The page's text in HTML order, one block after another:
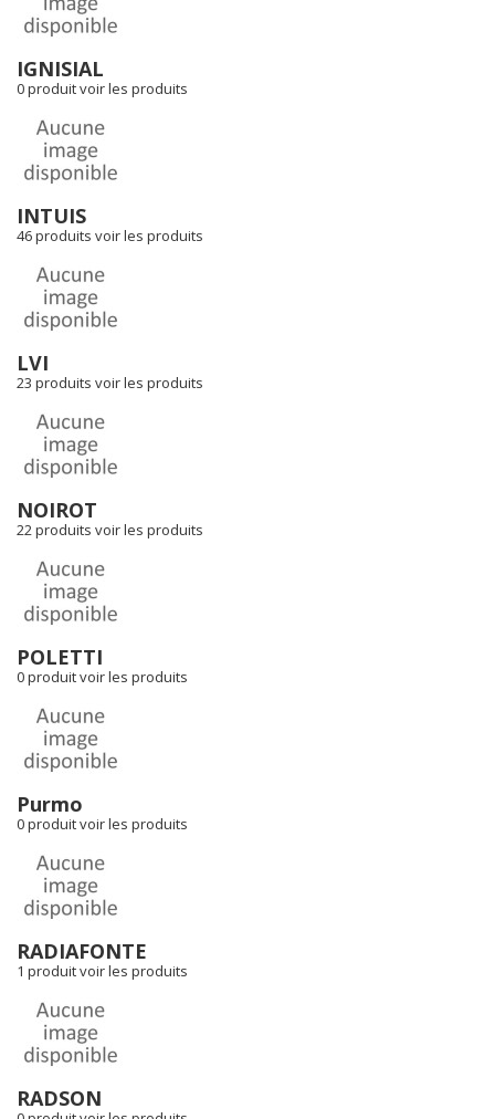
IGNISIAL
0 produitvoir les produits
INTUIS
46 produits voir les produits
LVI
23 produits voir les produits
NOIROT
22 produits voir les produits
POLETTI
0 produitvoir les produits
Purmo
0 produitvoir les produits
RADIAFONTE
1 produitvoir les produits
RADSON